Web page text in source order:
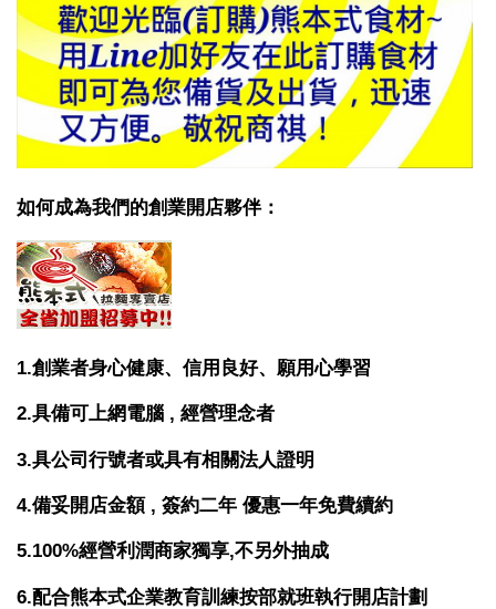
如何成為我們的創業開店夥伴：
1.創業者身心健康、信用良好、願用心學習
2.具備可上網電腦 , 經營理念者
3.具公司行號者或具有相關法人證明
4.備妥開店金額 , 簽約二年 優惠一年免費續約
5.100%經營利潤商家獨享,不另外抽成
6.配合熊本式企業教育訓練按部就班執行開店計劃